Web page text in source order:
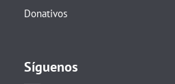
Donativos
Síguenos